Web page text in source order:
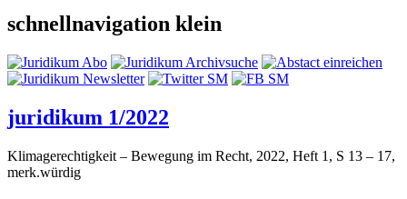
schnellnavigation klein
juridikum 1/2022
Klimagerechtigkeit – Bewegung im Recht, 2022, Heft 1, S 13 – 17,
merk.würdig